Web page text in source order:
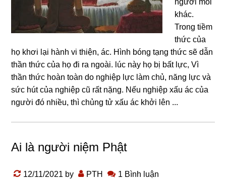
người mỗi
khác.
Trong tiềm
thức của
họ khơi lại hành vi thiện, ác. Hình bóng tạng thức sẽ dẫn
thần thức của họ đi ra ngoài. lúc này họ bị bất lực, Vì
thần thức hoàn toàn do nghiệp lực làm chủ, năng lực và
sức hút của nghiệp cũ rất nặng. Nếu nghiệp xấu ác của
người đó nhiều, thì chủng tử xấu ác khởi lên ...
Ai là người niệm Phật
12/11/2021 by PTH 1 Bình luận